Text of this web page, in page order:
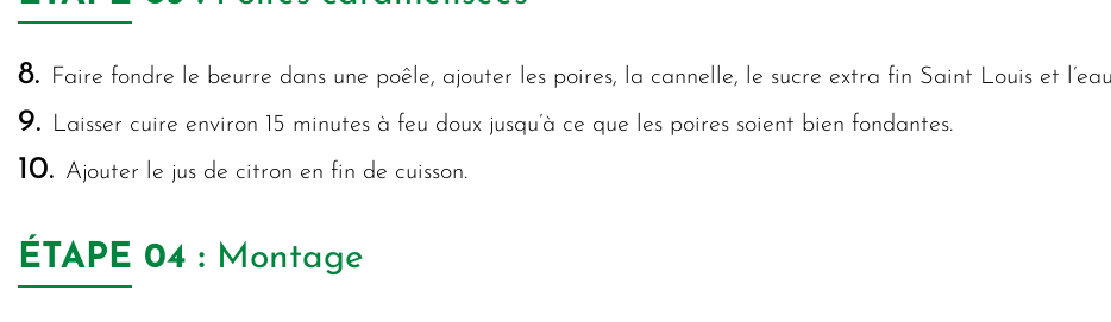
8. Faire fondre le beurre dans une poêle, ajouter les poires, la cannelle, le sucre extra fin Saint Louis et
9. Laisser cuire environ 15 minutes à feu doux jusqu’à ce que les poires soient bien fondantes.
10. Ajouter le jus de citron en fin de cuisson.
ÉTAPE 04 : Montage